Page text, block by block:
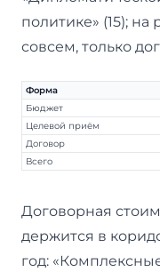
политике» (15);
совсем, только
Форма
Бюджет
Целевой приём
Договор
Всего
Договорная
держится в
год: